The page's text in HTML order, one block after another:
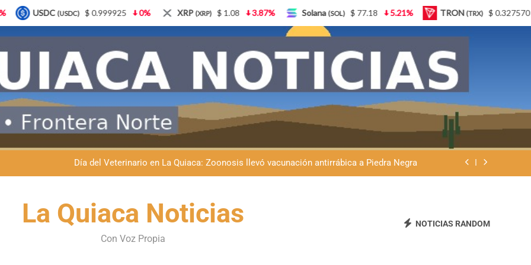
Dante Velázquez marchará contra la Ley de Tierras: “Patria sí, colonia no”
Fernando Rejal respaldó a Dante Velázquez en el Senado: “No queremos que se venda nuestra frontera”
Día del Veterinario en La Quiaca: Zoonosis llevó vacunación antirrábica a Piedra Negra
La frontera se subleva: Dante Velázquez enfrenta el remate de la patria y advierte que la Argentina no se
Fernando Rejal respaldó a Dante Velázquez en el Senado: “No queremos que se venda nuestra frontera”
Día del Veterinario en La Quiaca: Zoonosis llevó vacunación antirrábica a Piedra Negra
La Quiaca Noticias
Con Voz Propia
NOTICIAS RANDOM
0% XRP(XRP) $ 1.08 3.87% Solana(SOL) $ 77.18 5.21% TRON(TRX) $ 0.327570 0.95% Lido Staked